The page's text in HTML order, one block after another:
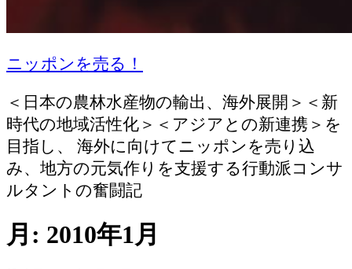
ニッポンを売る！
＜日本の農林水産物の輸出、海外展開＞＜新
時代の地域活性化＞＜アジアとの新連携＞を
目指し、 海外に向けてニッポンを売り込
み、地方の元気作りを支援する行動派コンサ
ルタントの奮闘記
月: 2010年1月